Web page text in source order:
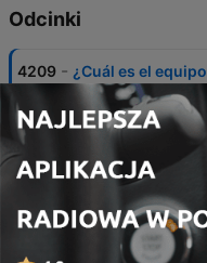
Odcinki
4209 - ¿Cuál es el
Pulso del Fútbol,
06 sie 2026
4208 - ¿Cree en este
5 de agosto del